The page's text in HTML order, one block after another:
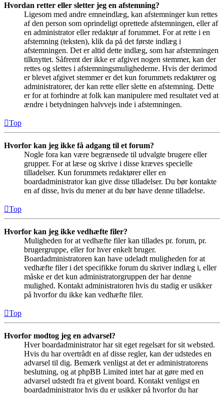
Hvordan retter eller sletter jeg en afstemning?
Ligesom med andre emneindlæg, kan afstemninger kun rettes
af den person som oprindeligt oprettede afstemningen, eller af
en administrator eller redaktør af forummet. For at rette i en
afstemning (teksten), klik da på det første indlæg i
afstemningen. Det er altid dette indlæg, som har afstemningen
tilknyttet. Såfremt der ikke er afgivet nogen stemmer, kan der
rettes og slettes i afstemningsmulighederne. Hvis der derimod
er blevet afgivet stemmer er det kun forummets redaktører og
administratorer, der kan rette eller slette en afstemning. Dette
er for at forhindre at folk kan manipulere med resultatet ved at
ændre i betydningen halvvejs inde i afstemningen.
Top
Hvorfor kan jeg ikke få adgang til et forum?
Nogle fora kan være begrænsede til udvalgte brugere eller
grupper. For at læse og skrive i disse kræves specielle
tilladelser. Kun forummets redaktører eller en
boardadministrator kan give disse tilladelser. Du bør kontakte
en af disse, hvis du mener at du bør have denne tilladelse.
Top
Hvorfor kan jeg ikke vedhæfte filer?
Muligheden for at vedhæfte filer kan tillades pr. forum, pr.
brugergruppe, eller for hver enkelt bruger.
Boardadministratoren kan have udeladt muligheden for at
vedhæfte filer i det specifikke forum du skriver indlæg i, eller
måske er det kun administratorgruppen der har denne
mulighed. Kontakt administratoren hvis du stadig er usikker
på hvorfor du ikke kan vedhæfte filer.
Top
Hvorfor modtog jeg en advarsel?
Hver boardadministrator har sit eget regelsæt for sit websted.
Hvis du har overtrådt en af disse regler, kan der udstedes en
advarsel til dig. Bemærk venligst at det er administratorens
beslutning, og at phpBB Limited intet har at gøre med en
advarsel udstedt fra et givent board. Kontakt venligst en
boardadministrator hvis du er usikker på hvorfor du har